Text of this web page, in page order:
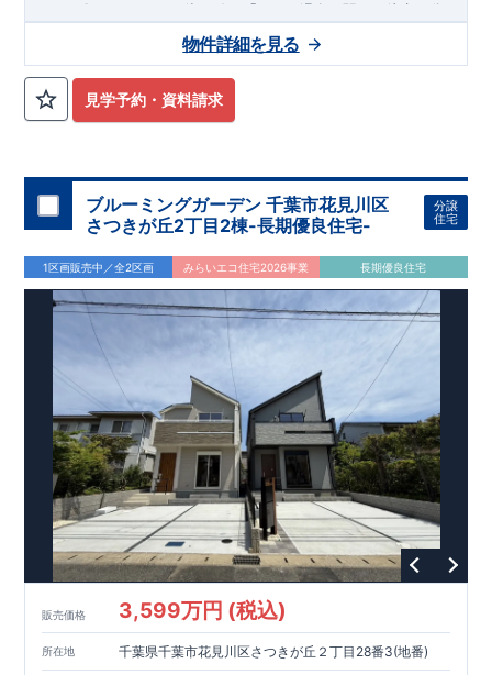
​〇アクセス ・JR湖西線、「おごと温泉」駅まで徒歩16
分 ​
日吉中学校まで徒歩50分 ​・せんだん保育園まで徒歩15分 ​・雄
プは、カウンター付きで​ワークスペースや勉強机としてご利用
出来ます！ ​・ペニンシュラキッチンはデザイン性も使いやすさ
す！ ​お気軽にご連絡ください！ ​（株）東栄住宅 京都営業所
​TEL:075-394-5350 ​定休日：火・水・年末年始など
見学予約・資料請求
物件詳細を見る
ブルーミングガーデン 千葉市花見川区
さつきが丘2丁目2棟-長期優良住宅-
分譲
住宅
1区画販売中／全2区画 みらいエコ住宅2026事業 長期優良住宅
販売価格 3,599万円 (税込)
所在地 千葉県千葉市花見川区さつきが丘２丁目28番3(地番)